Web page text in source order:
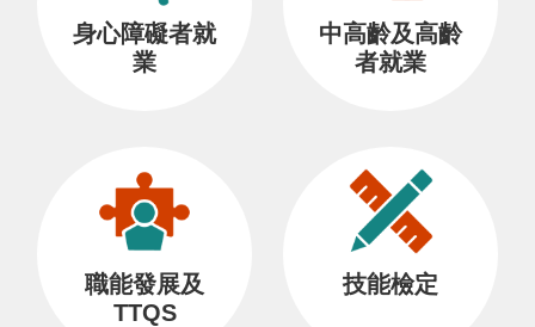
身心障礙者就
業
中高齡及高齡
者就業
職能發展及
TTQS
技能檢定